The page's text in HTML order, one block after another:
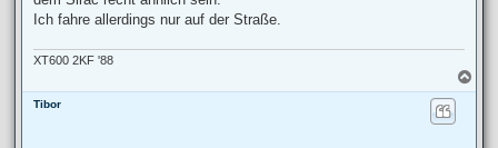
Ich fahre allerdings nur auf der Straße.
XT600 2KF '88
a
Tibor